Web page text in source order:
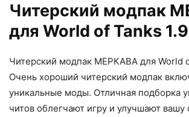
Читерский модпак
для World of Tanks
Читерский модпак МЕРКАВА для World
Очень хороший читерский модпак
уникальные моды. Отличная подборка
читов облегчают игру и улучшают вашу